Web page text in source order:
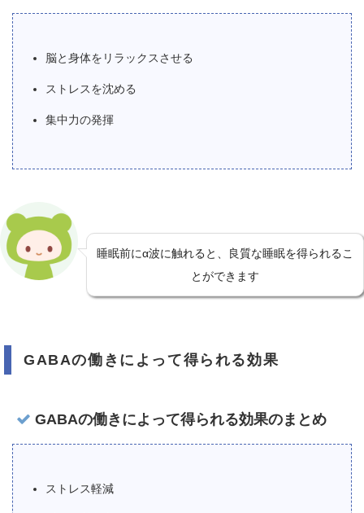
脳と身体をリラックスさせる
ストレスを沈める
集中力の発揮
睡眠前にα波に触れると、良質な睡眠を得られるこ
とができます
GABAの働きによって得られる効果
GABAの働きによって得られる効果のまとめ
ストレス軽減